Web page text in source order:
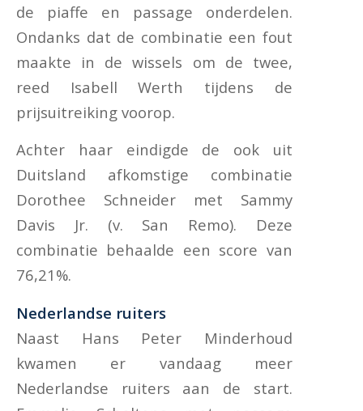
de piaffe en passage onderdelen.
Ondanks dat de combinatie een fout
maakte in de wissels om de twee,
reed Isabell Werth tijdens de
prijsuitreiking voorop.
Achter haar eindigde de ook uit
Duitsland afkomstige combinatie
Dorothee Schneider met Sammy
Davis Jr. (v. San Remo). Deze
combinatie behaalde een score van
76,21%.
Nederlandse ruiters
Naast Hans Peter Minderhoud
kwamen er vandaag meer
Nederlandse ruiters aan de start.